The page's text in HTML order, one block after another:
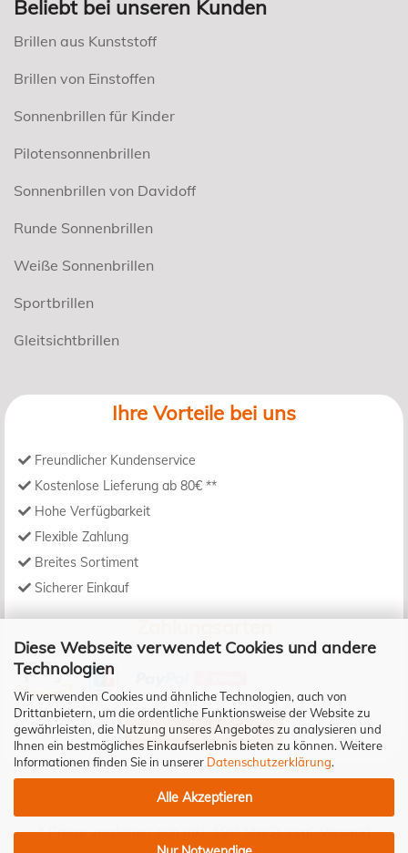
Diese Webseite verwendet Cookies und andere
Technologien
Wir verwenden Cookies und ähnliche Technologien, auch von
Drittanbietern, um die ordentliche Funktionsweise der Website zu
gewährleisten, die Nutzung unseres Angebotes zu analysieren und
Ihnen ein bestmögliches Einkaufserlebnis bieten zu können. Weitere
Informationen finden Sie in unserer Datenschutzerklärung.
Alle Akzeptieren
Beliebt bei unseren Kunden
Brillen aus Kunststoff
Brillen von Einstoffen
Sonnenbrillen für Kinder
Pilotensonnenbrillen
Sonnenbrillen von Davidoff
Runde Sonnenbrillen
Weiße Sonnenbrillen
Sportbrillen
Gleitsichtbrillen
Ihre Vorteile bei uns
Freundlicher Kundenservice
Kostenlose Lieferung ab 80€ **
Hohe Verfügbarkeit
Flexible Zahlung
Breites Sortiment
Sicherer Einkauf
Zahlungsarten
Bestellung widerrufen
* Preise verstehen sich inkl. 19% MwSt. zzgl.Versand